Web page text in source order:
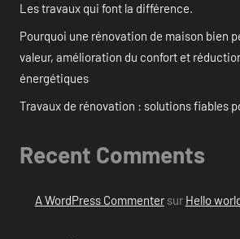
Les travaux qui font la différence.
Pourquoi une rénovation de maison bien
valeur, amélioration du confort et
énergétiques
Travaux de rénovation : solutions fiables
Recent Comments
A WordPress Commentersur Hello